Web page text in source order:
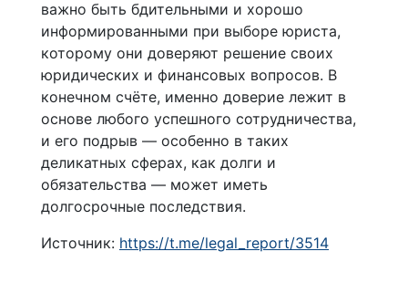
важно быть бдительными и хорошо
информированными при выборе юриста,
которому они доверяют решение своих
юридических и финансовых вопросов. В
конечном счёте, именно доверие лежит в
основе любого успешного сотрудничества,
и его подрыв — особенно в таких
деликатных сферах, как долги и
обязательства — может иметь
долгосрочные последствия.
Источник: https://t.me/legal_report/3514